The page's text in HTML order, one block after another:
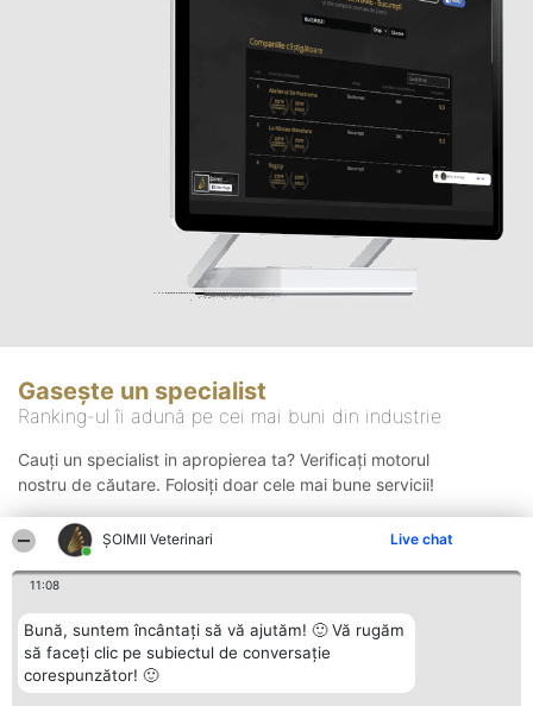
ȘOIMII Veterinari Live chat
11:08
Bună, suntem încântați să vă ajutăm! 🙂 Vă rugăm
să faceți clic pe subiectul de conversație
corespunzător! 🙂
Gasește un specialist
Ranking-ul îi adună pe cei mai buni din industrie
Cauți un specialist in apropierea ta? Verificați motorul
nostru de căutare. Folosiți doar cele mai bune servicii!